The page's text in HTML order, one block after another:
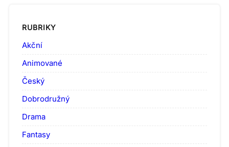
RUBRIKY
Akční
Animované
Český
Dobrodružný
Drama
Fantasy